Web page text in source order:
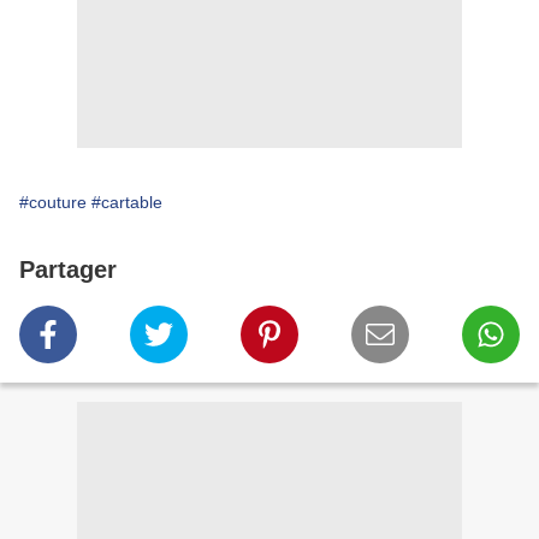
#couture #cartable
Partager